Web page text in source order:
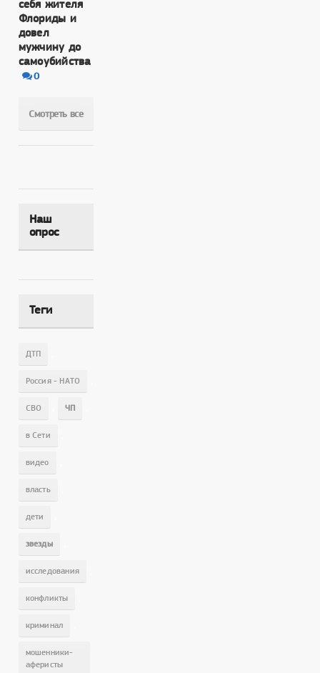
себя жителя
Флориды и
довел
мужчину до
самоубийства
0
Смотреть все
Наш
опрос
Теги
ДТП
Россия - НАТО
СВО ЧП
в Сети
видео
власть
дети
звезды
исследования
конфликты
криминал
мошенники-
аферисты